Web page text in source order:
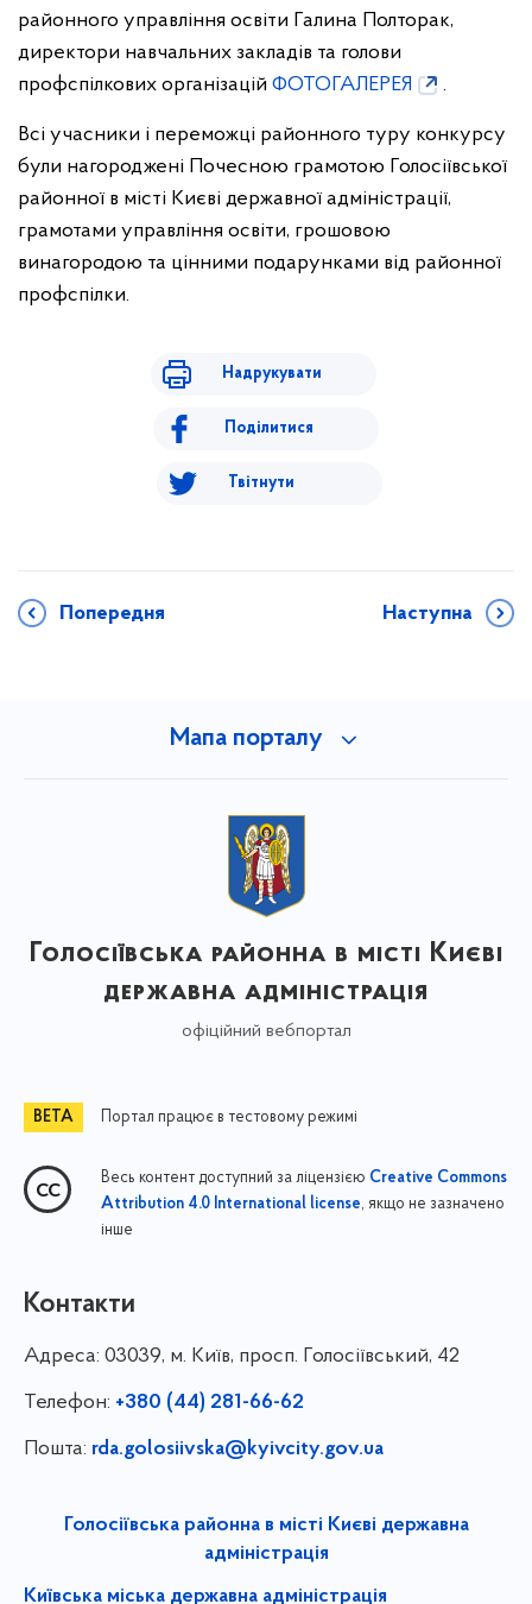
районного управління освіти Галина Полторак,
директори навчальних закладів та голови
профспілкових організацій ФОТОГАЛЕРЕЯ .
Всі учасники і переможці районного туру конкурсу
були нагороджені Почесною грамотою Голосіївської
районної в місті Києві державної адміністрації,
грамотами управління освіти, грошовою
винагородою та цінними подарунками від районної
профспілки.
Надрукувати
Поділитися
Твітнути
Попередня Наступна
Мапа порталу
Голосіївська районна в місті Києві
державна адміністрація
офіційний вебпортал
Портал працює в тестовому режимі
Весь контент доступний за ліцензією Creative Commons
Attribution 4.0 International license, якщо не зазначено
інше
Контакти
Адреса: 03039, м. Київ, просп. Голосіївський, 42
Телефон: +380 (44) 281-66-62
Пошта: rda.golosiivska@kyivcity.gov.ua
Голосіївська районна в місті Києві державна
адміністрація
Київська міська державна адміністрація